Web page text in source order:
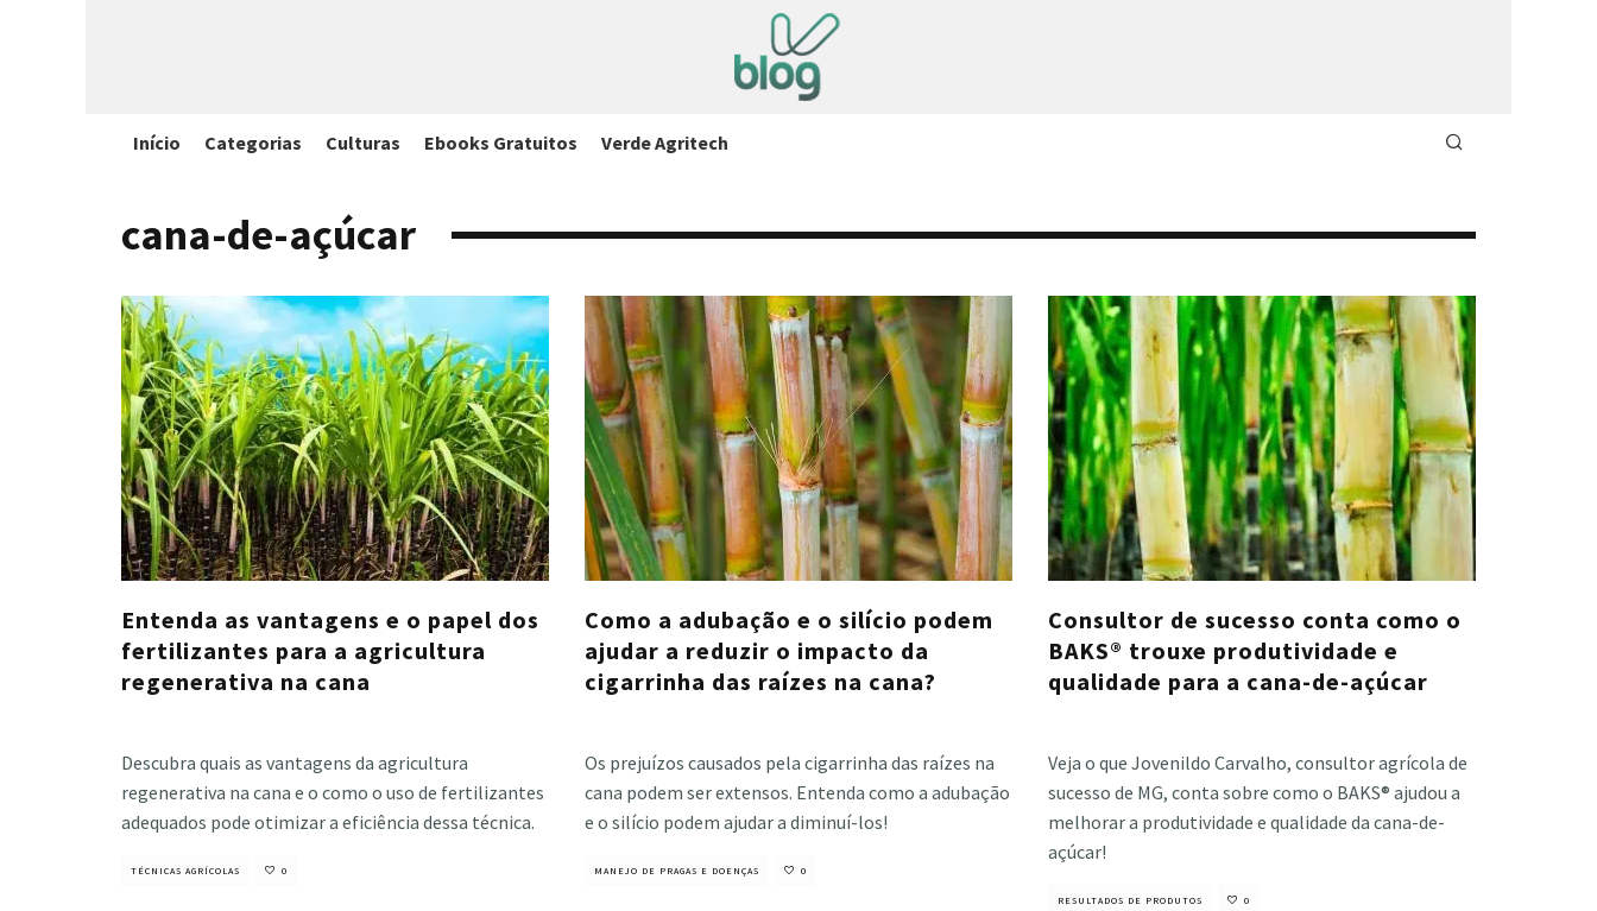
Início Categorias Culturas Ebooks Gratuitos Verde Agritech
cana-de-açúcar
Entenda as vantagens e o papel dos
fertilizantes para a agricultura
regenerativa na cana
Descubra quais as vantagens da agricultura
regenerativa na cana e o como o uso de fertilizantes
adequados pode otimizar a eficiência dessa técnica.
TÉCNICAS AGRÍCOLAS 0
Como a adubação e o silício podem
ajudar a reduzir o impacto da
cigarrinha das raízes na cana?
Os prejuízos causados pela cigarrinha das raízes na
cana podem ser extensos. Entenda como a adubação
e o silício podem ajudar a diminuí-los!
MANEJO DE PRAGAS E DOENÇAS 0
Consultor de sucesso conta como o
BAKS® trouxe produtividade e
qualidade para a cana-de-açúcar
Veja o que Jovenildo Carvalho, consultor agrícola de
sucesso de MG, conta sobre como o BAKS® ajudou a
melhorar a produtividade e qualidade da cana-de-
açúcar!
RESULTADOS DE PRODUTOS 0